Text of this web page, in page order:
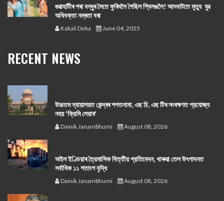
গুৱাহাটীৰ পৰা বন্ধুৰ সৈতে ফুৰিবলৈ গৈছিল শ্বিলঙলৈ! আদবাটতে মৃত্যু যুৱ
অধিবক্তা নম্ৰতা বৰা
Kakali Deka June 04, 2025
RECENT NEWS
উচ্চতম ন্যায়ালয়ত কেন্দ্ৰৰ শপতনামা, এছ চি, এছ টিৰ সংৰক্ষণত প্রযোজ্য
নহয় 'ক্রিমি লেয়াৰ'
Dainik Janambhumi August 08, 2026
অইল ইণ্ডিয়াৰ ত্রৈমাসিক বিত্তীয় প্রতিবেদন, খাৰুৱা তেল উৎপাদনত
সর্বাধিক ১১ শতাংশ বৃদ্ধি
Dainik Janambhumi August 08, 2026